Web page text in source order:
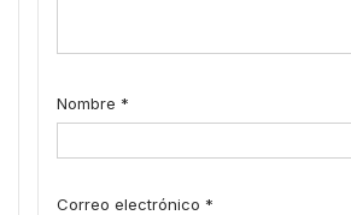
Nombre *
Correo electrónico *